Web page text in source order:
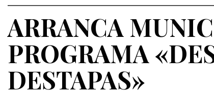
ARRANCA
PROGRAMA
DESTAPAS»